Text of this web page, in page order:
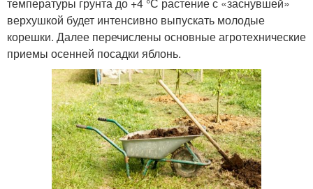
верхушкой будет интенсивно выпускать молодые
корешки. Далее перечислены основные агротехнические
приемы осенней посадки яблонь.